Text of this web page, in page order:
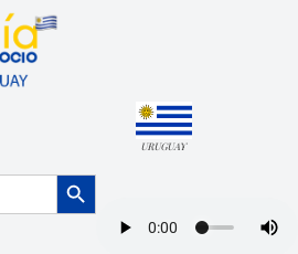
URUGUAY
Botón de búsqueda